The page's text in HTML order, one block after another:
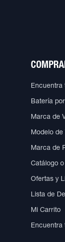
Encuentra
Batería
Marca de
Modelo de
Marca de
Catálogo
Ofertas y
Lista de
Mi Carrito
Encuentra